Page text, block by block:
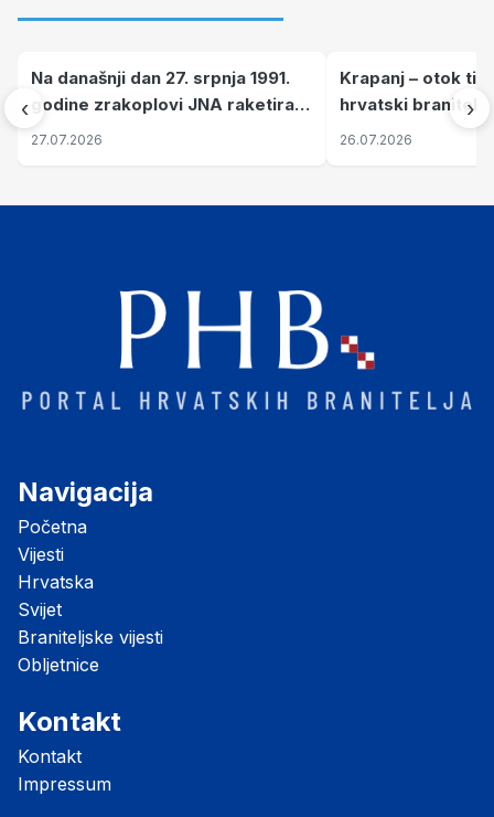
‹
Na današnji dan 27. srpnja 1991.
godine zrakoplovi JNA raketirali
su vojarnu i obučni centar "Nikola
27.07.2026
Krapanj – otok
hrvatski branitelji
pronalaze mir
26.07.2026
›
Navigacija
Početna
Vijesti
Hrvatska
Svijet
Braniteljske vijesti
Obljetnice
Kontakt
Kontakt
Impressum